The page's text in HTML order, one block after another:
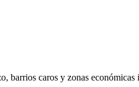
barrios caros y zonas económicas